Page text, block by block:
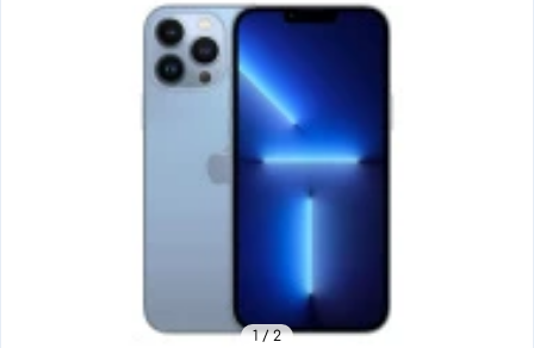
1/ 2